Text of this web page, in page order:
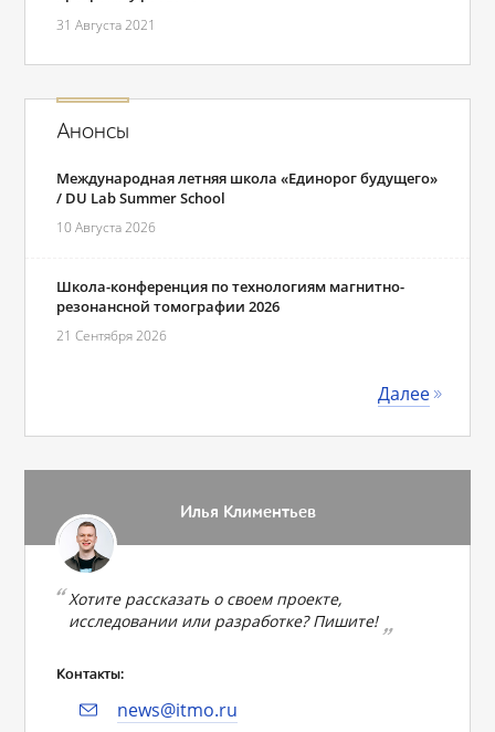
31 Августа 2021
Анонсы
Международная летняя школа «Единорог будущего»
/ DU Lab Summer School
10 Августа 2026
Школа-конференция по технологиям магнитно-
резонансной томографии 2026
21 Сентября 2026
Далее
Илья Климентьев
Хотите рассказать о своем проекте,
исследовании или разработке? Пишите!
Контакты:
news@itmo.ru